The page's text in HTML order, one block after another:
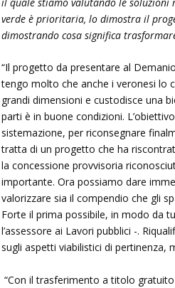
verde è prioritaria, lo dimostra il
dimostrando cosa significa
“Il progetto da presentare al
tengo molto che anche i veronesi lo
grandi dimensioni e custodisce una
parti è in buone condizioni.
sistemazione, per riconsegnare
tratta di un progetto che ha
la concessione provvisoria
importante. Ora possiamo dare
valorizzare sia il compendio che gli
Forte il prima possibile, in modo da
l’assessore ai Lavori pubblici -.
sugli aspetti viabilistici di pertinenza,
“Con il trasferimento a titolo